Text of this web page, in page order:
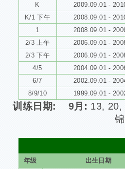
K
2009.09.01 -
K/1 下午
2008.09.01 -
1
2008.09.01 -
2/3 上午
2006.09.01 -
2/3 下午
2006.09.01 -
4/5
2004.09.01 -
6/7
2002.09.01 -
8/9/10
1999.09.01 -
训练日期: 9月 : 13,
年级 出生日期